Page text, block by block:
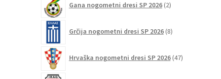
Gana nogometni dresi SP 2026 2izdelka
Grčija nogometni dresi SP 2026 8izdelkov
Hrvaška nogometni dresi SP 2026 47izdelkov